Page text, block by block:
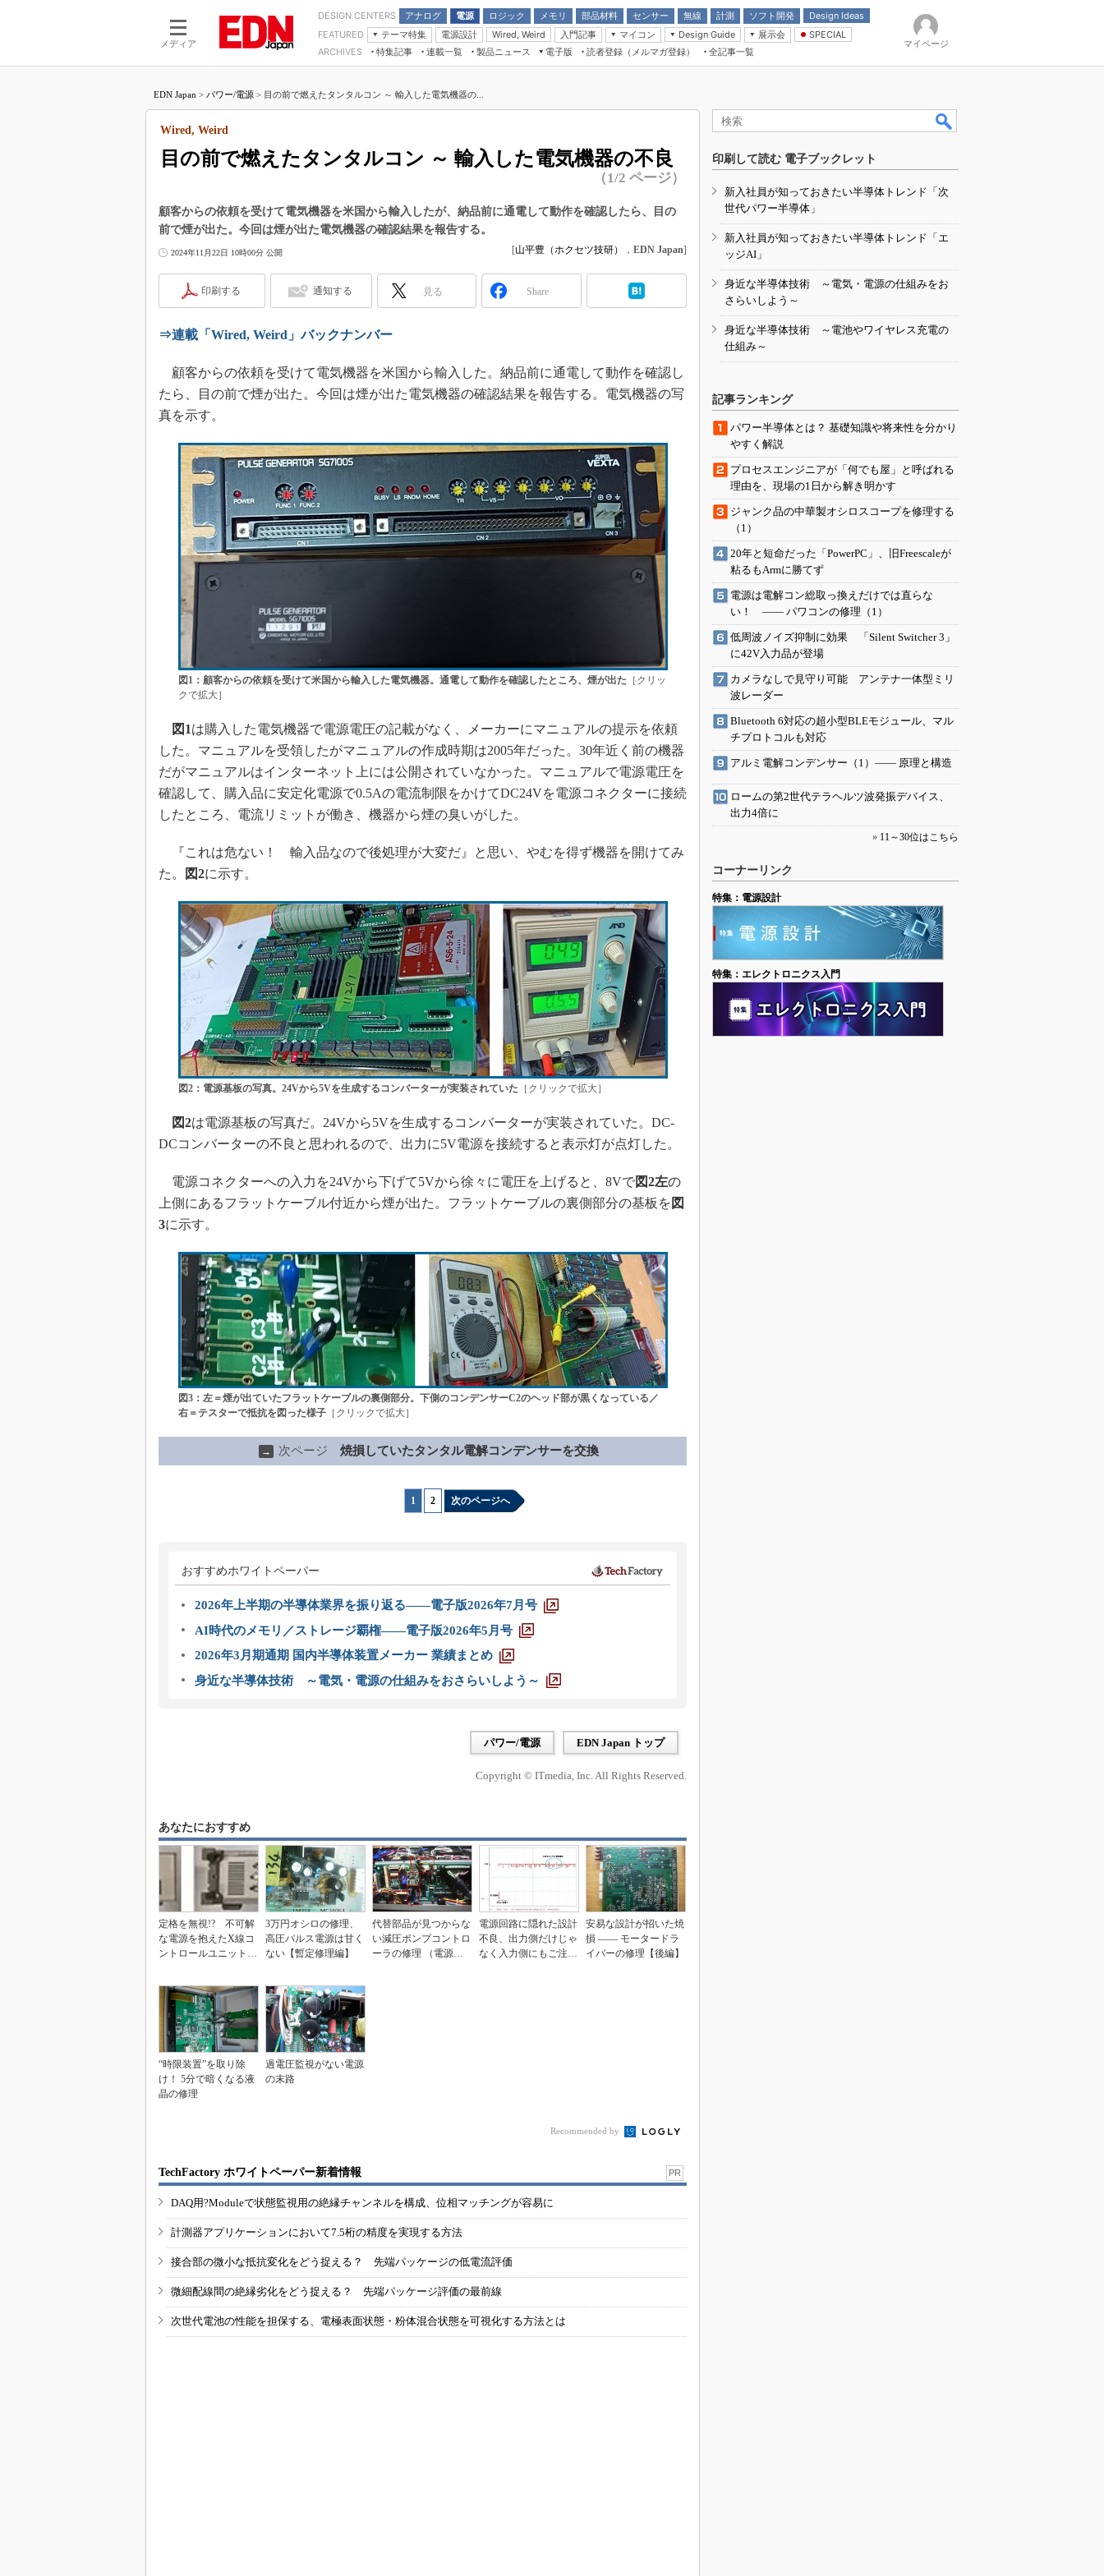
メディア
DESIGN CENTERS アナログ
電源
モーター
ロジック
LSI
メモリ
部品材料
受動部品
センサー 無線 計測 ソフト開発
Design Ideas
アナログ機能回路
計測とテスト
Wired, Weird
FEATURED
テーマ特集
つながるクルマ
エレクトロニクス入門
医療エレ（EE Times Japan）
製品解剖（EE Times Japan）
電源設計 Wired, Weird
入門記事
モーター入門
マイコン
マイコン講座
Design Guide
計測機器
展示会
CEATEC
組込み/エッジコンピューティング展
人とくるま展
AUTOMOTIVE WORLD
SPECIAL
Microchip情報
ARCHIVES 特集記事
連載一覧
マイクロプロセッサ懐古録
たった2つの式で始めるDC/DCコン
バーターの設計
Wired, Weird
マイコン講座
Q&Aで学ぶマイコン講座
高速シリアル伝送技術講座
めざせ高効率！ モーター駆動入門講
座
「SPICEの仕組みとその活用設計」
最新記事一覧
計測器メーカーから見た5G
USB Type-Cの登場で評価試験はど
う変わる？
IoT時代の無線規格を知る【Thread
編】
製品ニュース
電子版
電子ブックレット
読者登録（メルマガ登録） 全記事一覧
マイページ
EDN Japan > パワー/電源 > 目の前で燃えたタンタルコン ～ 輸入した電気機器の...
目の前で燃えたタンタルコン ～ 輸入した電気機器の不良
Wired, Weird
（1/2 ページ）
顧客からの依頼を受けて電気機器を米国から輸入したが、納品前に通電して動作を確認したら、目の
前で煙が出た。今回は煙が出た電気機器の確認結果を報告する。
2024年11月22日 10時00分 公開 [山平豊（ホクセツ技研） ， EDN Japan]
印刷する 通知する 見る Share
⇒連載「Wired, Weird」バックナンバー
顧客からの依頼を受けて電気機器を米国から輸入した。納品前に通電して動作を確認し
たら、目の前で煙が出た。今回は煙が出た電気機器の確認結果を報告する。電気機器の写
真を示す。
図1：顧客からの依頼を受けて米国から輸入した電気機器。通電して動作を確認したところ、煙が出た ［クリッ
クで拡大］
図1は購入した電気機器で電源電圧の記載がなく、メーカーにマニュアルの提示を依頼
した。マニュアルを受領したがマニュアルの作成時期は2005年だった。30年近く前の機器
だがマニュアルはインターネット上には公開されていなかった。マニュアルで電源電圧を
確認して、購入品に安定化電源で0.5Aの電流制限をかけてDC24Vを電源コネクターに接続
したところ、電流リミットが働き、機器から煙の臭いがした。
『これは危ない！ 輸入品なので後処理が大変だ』と思い、やむを得ず機器を開けてみ
た。
図2に示す。
図2：電源基板の写真。24Vから5Vを生成するコンバーターが実装されていた ［クリックで拡大］
図2は電源基板の写真だ。24Vから5Vを生成するコンバーターが実装されていた。DC-
DCコンバーターの不良と思われるので、出力に5V電源を接続すると表示灯が点灯した。
電源コネクターへの入力を24Vから下げて5Vから徐々に電圧を上げると、8Vで図2左の
上側にあるフラットケーブル付近から煙が出た。フラットケーブルの裏側部分の基板を 図
3に示す。
図3：左＝煙が出ていたフラットケーブルの裏側部分。下側のコンデンサーC2のヘッド部が黒くなっている／
右＝テスターで抵抗を図った様子［クリックで拡大］
→ 次ページ 焼損していたタンタル電解コンデンサーを交換
1 2 次のページへ
おすすめホワイトペーパー
2026年上半期の半導体業界を振り返る――電子版2026年7月号
AI時代のメモリ／ストレージ覇権――電子版2026年5月号
2026年3月期通期 国内半導体装置メーカー 業績まとめ
身近な半導体技術 ～電気・電源の仕組みをおさらいしよう～
パワー/電源 EDN Japan トップ
Copyright © ITmedia, Inc. All Rights Reserved.
あなたにおすすめ
定格を無視!? 不可解
な電源を抱えたX線コ
ントロールユニットの
3万円オシロの修理、
高圧パルス電源は甘く
ない【暫定修理編】
代替部品が見つからな
い減圧ポンプコントロ
ーラの修理 （電源
電源回路に隠れた設計
不良、出力側だけじゃ
なく入力側にもご注
安易な設計が招いた焼
損 ―― モータードラ
イバーの修理【後編】
“時限装置”を取り除
け！ 5分で暗くなる液
晶の修理
過電圧監視がない電源
の末路
Recommended by
TechFactory ホワイトペーパー新着情報 PR
DAQ用?Moduleで状態監視用の絶縁チャンネルを構成、位相マッチングが容易に
計測器アプリケーションにおいて7.5桁の精度を実現する方法
接合部の微小な抵抗変化をどう捉える？ 先端パッケージの低電流評価
微細配線間の絶縁劣化をどう捉える？ 先端パッケージ評価の最前線
次世代電池の性能を担保する、電極表面状態・粉体混合状態を可視化する方法とは
印刷して読む 電子ブックレット
新入社員が知っておきたい半導体トレンド「次
世代パワー半導体」
新入社員が知っておきたい半導体トレンド「エ
ッジAI」
身近な半導体技術 ～電気・電源の仕組みをお
さらいしよう～
身近な半導体技術 ～電池やワイヤレス充電の
仕組み～
記事ランキング
パワー半導体とは？ 基礎知識や将来性を分かり
やすく解説
プロセスエンジニアが「何でも屋」と呼ばれる
理由を、現場の1日から解き明かす
ジャンク品の中華製オシロスコープを修理する
（1）
20年と短命だった「PowerPC」、旧Freescaleが
粘るもArmに勝てず
電源は電解コン総取っ換えだけでは直らな
い！ ―― パワコンの修理（1）
低周波ノイズ抑制に効果 「Silent Switcher 3」
に42V入力品が登場
カメラなしで見守り可能 アンテナ一体型ミリ
波レーダー
Bluetooth 6対応の超小型BLEモジュール、マル
チプロトコルも対応
アルミ電解コンデンサー（1）―― 原理と構造
ロームの第2世代テラヘルツ波発振デバイス、
出力4倍に
» 11～30位はこちら
コーナーリンク
特集：電源設計
特集：エレクトロニクス入門